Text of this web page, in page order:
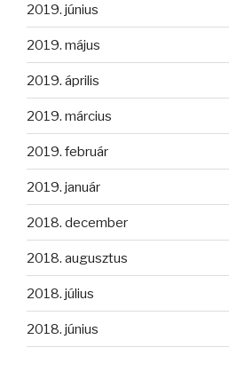
2019. június
2019. május
2019. április
2019. március
2019. február
2019. január
2018. december
2018. augusztus
2018. július
2018. június